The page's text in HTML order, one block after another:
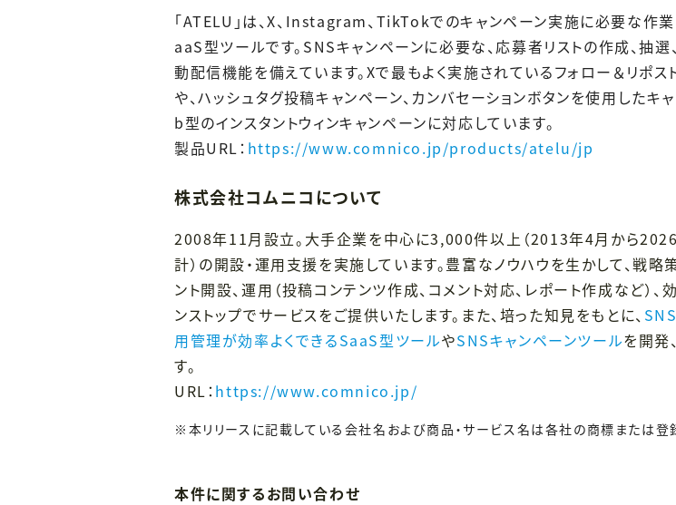
「ATELU」は、X、Instagram、TikTokでのキャンペーン実施に必要な作
aaS型ツールです。SNSキャンペーンに必要な、応募者リストの作成、抽選
動配信機能を備えています。Xで最もよく実施されているフォロー＆リポス
や、ハッシュタグ投稿キャンペーン、カンバセーションボタンを使用したキ
b型のインスタントウィンキャンペーンに対応しています。
製品URL： https://www.comnico.jp/products/atelu/jp
株式会社コムニコについて
2008年11月設立。大手企業を中心に3,000件以上（2013年4月から
計）の開設・運用支援を実施しています。豊富なノウハウを生かして、戦略
ント開設、運用（投稿コンテンツ作成、コメント対応、レポート作成など）、
ンストップでサービスをご提供いたします。また、培った知見をもとに、
用管理が効率よくできるSaaS型ツールやSNSキャンペーンツールを開発
す。
URL： https://www.comnico.jp/
※本リリースに記載している会社名および商品・サービス名は各社の商標または登
本件に関するお問い合わせ